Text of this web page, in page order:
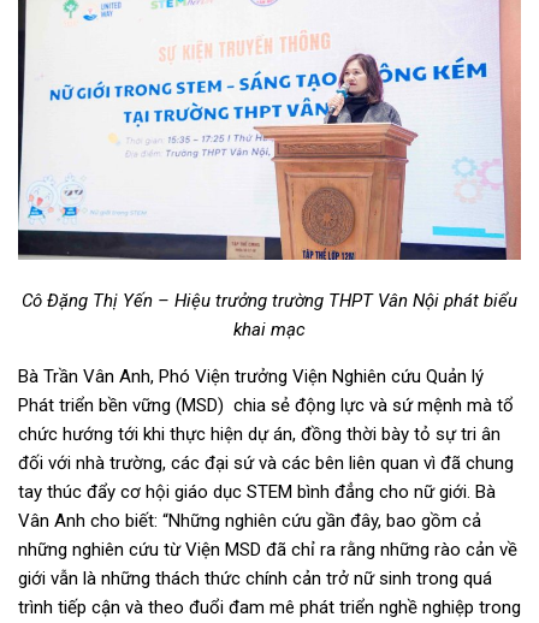
Cô Đặng Thị Yến – Hiệu trưởng trường THPT Vân Nội phát biểu
khai mạc
Bà Trần Vân Anh, Phó Viện trưởng Viện Nghiên cứu Quản lý
Phát triển bền vững (MSD) chia sẻ động lực và sứ mệnh mà tổ
chức hướng tới khi thực hiện dự án, đồng thời bày tỏ sự tri ân
đối với nhà trường, các đại sứ và các bên liên quan vì đã chung
tay thúc đẩy cơ hội giáo dục STEM bình đẳng cho nữ giới. Bà
Vân Anh cho biết: “Những nghiên cứu gần đây, bao gồm cả
những nghiên cứu từ Viện MSD đã chỉ ra rằng những rào cản về
giới vẫn là những thách thức chính cản trở nữ sinh trong quá
trình tiếp cận và theo đuổi đam mê phát triển nghề nghiệp trong